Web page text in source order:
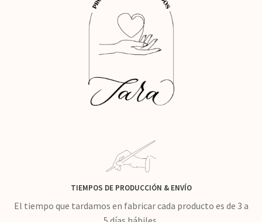
TIEMPOS DE PRODUCCIÓN & ENVÍO
El tiempo que tardamos en fabricar cada producto es de 3 a